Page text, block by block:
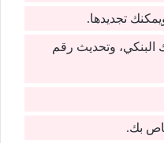
تجديدها.
البنكي، وتحديث رقم
بك.